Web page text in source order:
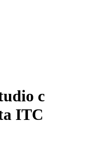
c
ITC